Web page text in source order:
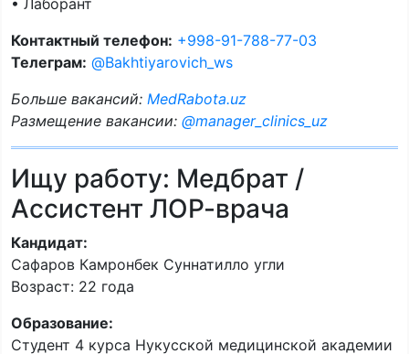
• Лаборант
Контактный телефон: +998-91-788-77-03
Телеграм: @Bakhtiyarovich_ws
Больше вакансий: MedRabota.uz
Размещение вакансии: @manager_clinics_uz
Ищу работу: Медбрат /
Ассистент ЛОР-врача
Кандидат:
Сафаров Камронбек Суннатилло угли
Возраст: 22 года
Образование:
Студент 4 курса Нукусской медицинской академии